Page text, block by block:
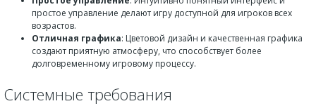
простое управление делают игру доступной для игроков всех
возрастов.
Отличная графика: Цветовой дизайн и качественная графика
создают приятную атмосферу, что способствует более
долговременному игровому процессу.
Системные требования